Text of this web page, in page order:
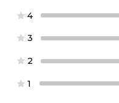
4
3
2
1